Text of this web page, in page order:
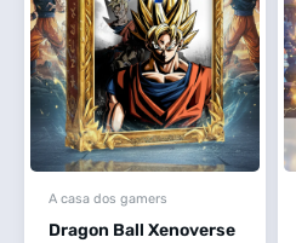
A casa dos gamers
Dragon Ball Xenoverse